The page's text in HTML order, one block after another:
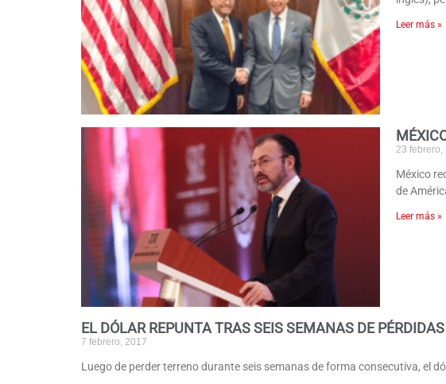
Leer más »
23 febrero,
México
de
Leer más »
EL DÓLAR REPUNTA TRAS SEIS SEMANAS DE PÉRDIDAS
7 febrero, 2017
Luego de perder terreno durante seis semanas de forma consecutiva, el